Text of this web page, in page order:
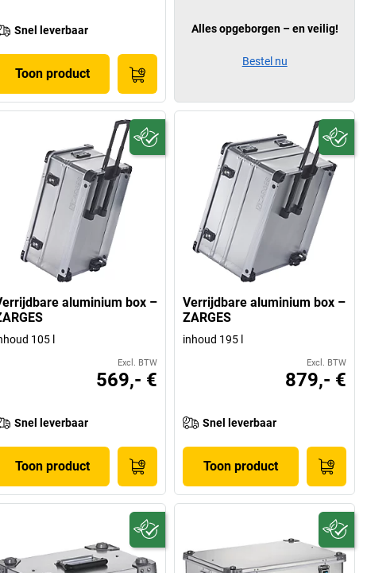
Snel leverbaar
Toon product
aluminium box –
105 l
Excl. BTW
569,- €
Snel leverbaar
Toon product
Verrijdbare aluminium box –
ZARGES
inhoud 195 l
Excl. BTW
879,- €
Snel leverbaar
Toon product
Alles opgeborgen – en veilig!
Bestel nu